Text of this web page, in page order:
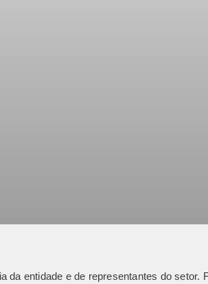
entidade e de representantes do setor.